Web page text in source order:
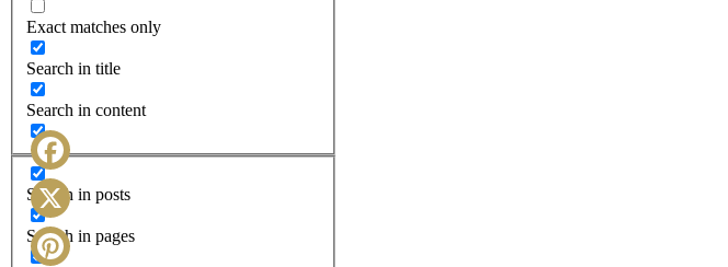
Exact matches only
Search in title
Search in content
Search in posts
Search in pages
Facebook
X